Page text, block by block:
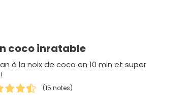
coco inratable
à la noix de coco en 10 min et super
(15 notes)